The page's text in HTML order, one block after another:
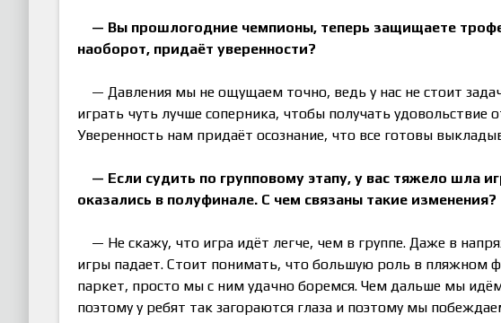
— Вы прошлогодние чемпионы, теперь защищаете
наоборот, придаёт уверенности?
— Давления мы не ощущаем точно, ведь у нас не стоит
играть чуть лучше соперника, чтобы получать
Уверенность нам придаёт осознание, что все готовы
— Если судить по групповому этапу, у вас тяжело шла
оказались в полуфинале. С чем связаны такие изменения?
— Не скажу, что игра идёт легче, чем в группе. Даже в
игры падает. Стоит понимать, что большую роль в пляжном
паркет, просто мы с ним удачно боремся. Чем дальше мы
поэтому у ребят так загораются глаза и поэтому мы